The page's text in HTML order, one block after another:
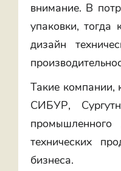
внимание. В
упаковки, тогда
дизайн
Такие компании,
СИБУР,
технических
бизнеса.